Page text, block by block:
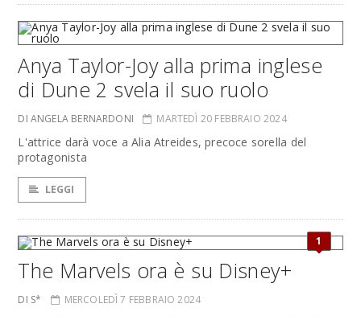
Anya Taylor-Joy alla prima inglese
di Dune 2 svela il suo ruolo
DI ANGELA BERNARDONI MARTEDÌ 20 FEBBRAIO 2024
L'attrice darà voce a Alia Atreides, precoce sorella del
protagonista
LEGGI
1
The Marvels ora è su Disney+
DI S* MERCOLEDÌ 7 FEBBRAIO 2024